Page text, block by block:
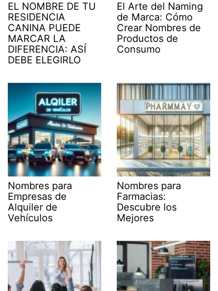
EL NOMBRE DE TU
RESIDENCIA
CANINA PUEDE
MARCAR LA
DIFERENCIA: ASÍ
DEBE ELEGIRLO
El Arte del Naming
de Marca: Cómo
Crear Nombres de
Productos de
Consumo
Nombres para
Empresas de
Alquiler de
Vehículos
Nombres para
Farmacias:
Descubre los
Mejores